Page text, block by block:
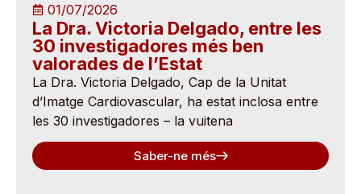
01/07/2026
La Dra. Victoria Delgado, entre les
30 investigadores més ben
valorades de l’Estat
La Dra. Victoria Delgado, Cap de la Unitat
d’Imatge Cardiovascular, ha estat inclosa entre
les 30 investigadores – la vuitena
Saber-ne més